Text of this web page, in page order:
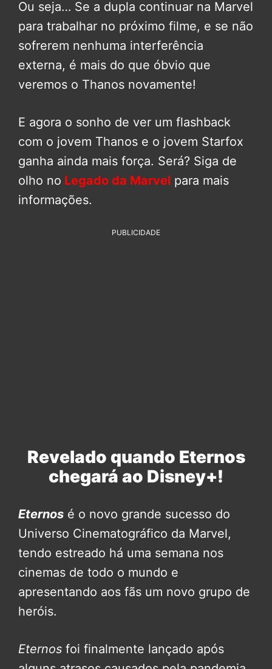
Ou seja… Se a dupla continuar na Marvel
para trabalhar no próximo filme, e se não
sofrerem nenhuma interferência
externa, é mais do que óbvio que
veremos o Thanos novamente!
E agora o sonho de ver um flashback
com o jovem Thanos e o jovem Starfox
ganha ainda mais força. Será? Siga de
olho no Legado da Marvel para mais
informações.
PUBLICIDADE
Revelado quando Eternos
chegará ao Disney+!
Eternos é o novo grande sucesso do
Universo Cinematográfico da Marvel,
tendo estreado há uma semana nos
cinemas de todo o mundo e
apresentando aos fãs um novo grupo de
heróis.
Eternos foi finalmente lançado após